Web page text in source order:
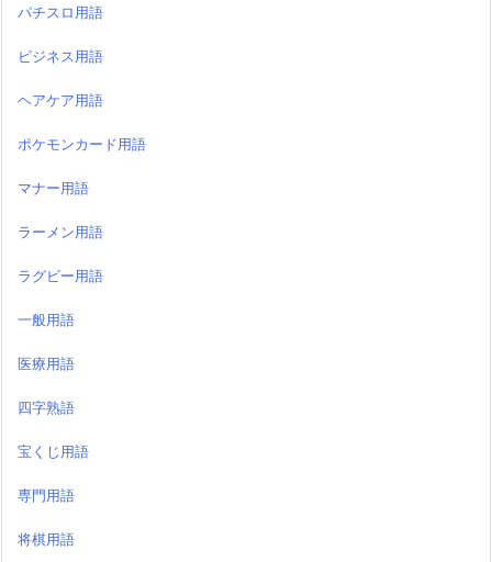
パチスロ用語
ビジネス用語
ヘアケア用語
ポケモンカード用語
マナー用語
ラーメン用語
ラグビー用語
一般用語
医療用語
四字熟語
宝くじ用語
専門用語
将棋用語